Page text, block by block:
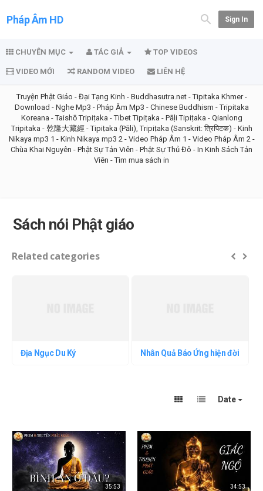
Pháp Âm HD Sign In
CHUYÊN MỤC TÁC GIẢ TOP VIDEOS
VIDEO MỚI RANDOM VIDEO LIÊN HỆ
Truyện Phật Giáo - Đại Tạng Kinh - Buddhasutra.net-Tipitaka Khmer-
Download - Nghe Mp3 - Pháp Âm Mp3 - Chinese Buddhism -Tripitaka
Koreana -Taishō Tripiṭaka -Tibet Tipiṭaka - Pāḷi Tipiṭaka - Qianlong
Tripitaka - 乾隆大藏經-Tipiṭaka (Pāli), Tripiṭaka (Sanskrit: त्रिपिटक) - Kinh
Nikaya mp3 1 - Kinh Nikaya mp3 2 - Video Pháp Âm 1 - Video Pháp Âm 2-
Chùa Khai Nguyên - Phật Sự Tản Viên - Phật Sự Thủ Đô - In Kinh Sách Tản
Viên -Tìm mua sách in
Sách nói Phật giáo
Related categories
Địa Ngục Du Ký Nhân Quả Báo Ứng hiện đời
Date
35:53 34:53